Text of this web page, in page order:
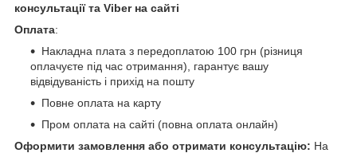
консультації та Viber на сайті
Оплата:
Накладна плата з передоплатою 100 грн (різниця
оплачуєте під час отримання), гарантує вашу
відвідуваність і прихід на пошту
Повне оплата на карту
Пром оплата на сайті (повна оплата онлайн)
Оформити замовлення або отримати консультацію: На